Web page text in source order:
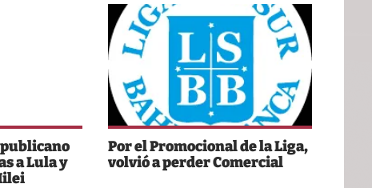
a Lula y
Por el Promocional de la Liga,
volvió a perder Comercial